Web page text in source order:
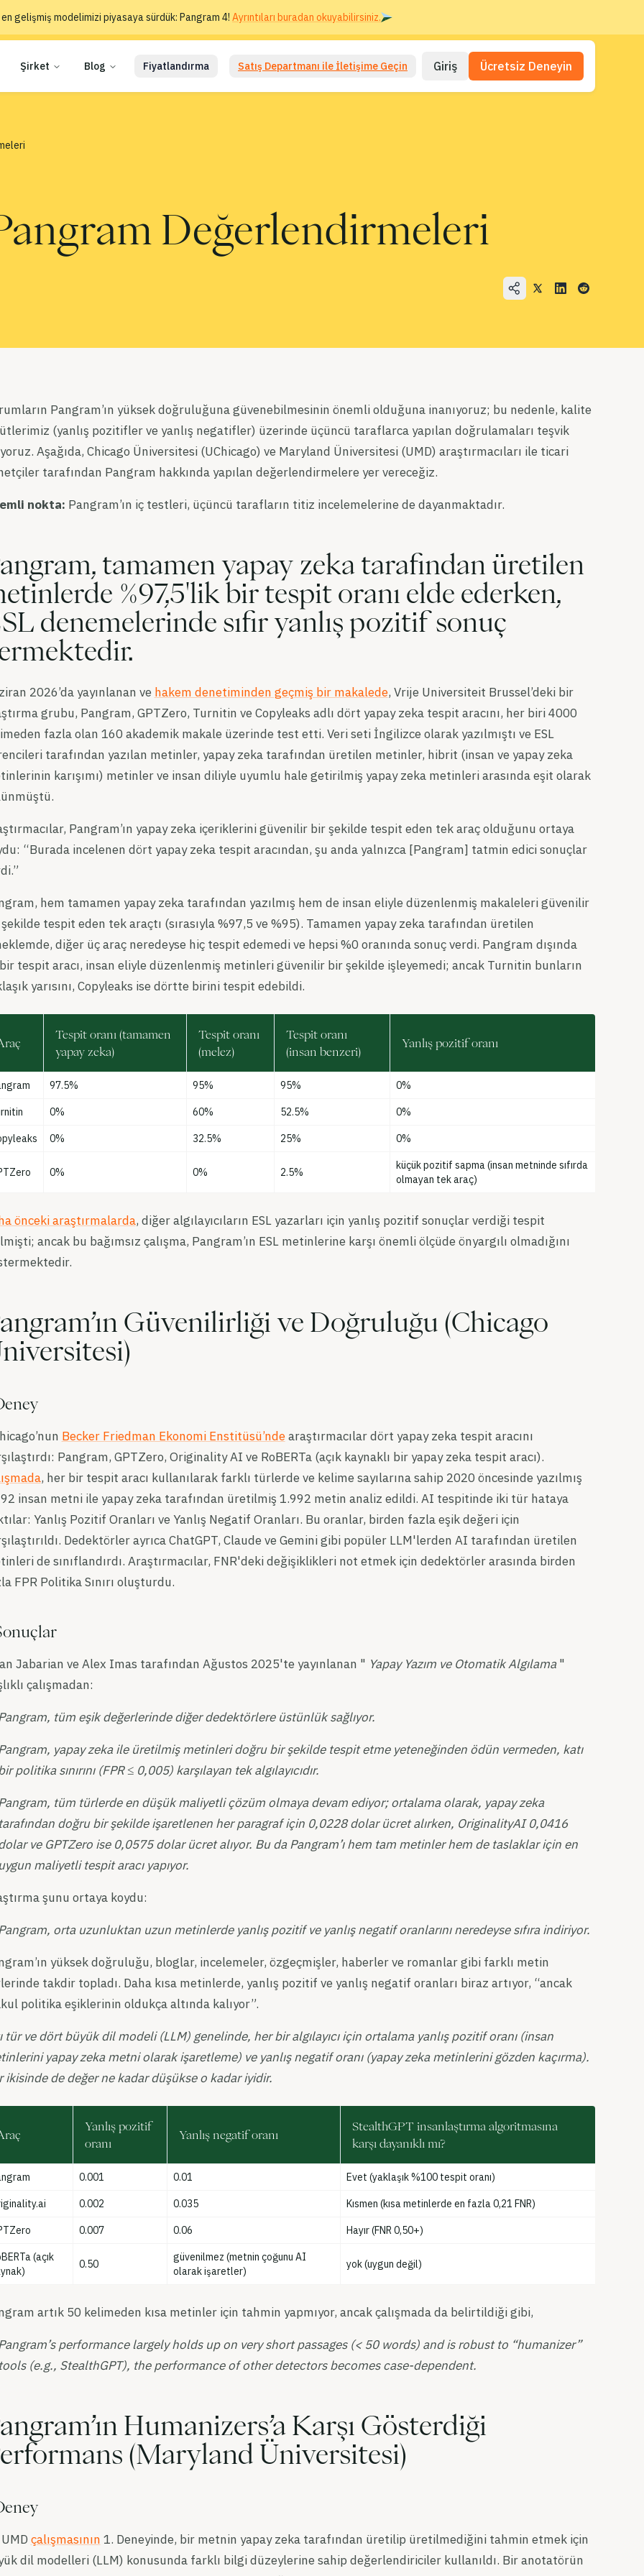
gelişmiş modelimizi piyasaya sürdük: Pangram 4! Ayrıntıları buradan okuyabilirsiniz.
Şirket Blog Fiyatlandırma Satış Departmanı ile İletişime Geçin Giriş Ücretsiz Deneyin
Değerlendirmeleri
Pangram’ın yüksek doğruluğuna güvenebilmesinin önemli olduğuna inanıyoruz; bu nedenle, kalite
(yanlış pozitifler ve yanlış negatifler) üzerinde üçüncü taraflarca yapılan doğrulamaları teşvik
Aşağıda, Chicago Üniversitesi (UChicago) ve Maryland Üniversitesi (UMD) araştırmacıları ile ticari
tarafından Pangram hakkında yapılan değerlendirmelere yer vereceğiz.
nokta: Pangram’ın iç testleri, üçüncü tarafların titiz incelemelerine de dayanmaktadır.
tamamen yapay zeka tarafından üretilen
%97,5'lik bir tespit oranı elde ederken,
denemelerinde sıfır yanlış pozitif sonuç
2026’da yayınlanan ve hakem denetiminden geçmiş bir makalede, Vrije Universiteit Brussel’deki bir
grubu, Pangram, GPTZero, Turnitin ve Copyleaks adlı dört yapay zeka tespit aracını, her biri 4000
fazla olan 160 akademik makale üzerinde test etti. Veri seti İngilizce olarak yazılmıştı ve ESL
tarafından yazılan metinler, yapay zeka tarafından üretilen metinler, hibrit (insan ve yapay zeka
karışımı) metinler ve insan diliyle uyumlu hale getirilmiş yapay zeka metinleri arasında eşit olarak
Pangram’ın yapay zeka içeriklerini güvenilir bir şekilde tespit eden tek araç olduğunu ortaya
“Burada incelenen dört yapay zeka tespit aracından, şu anda yalnızca [Pangram] tatmin edici sonuçlar
hem tamamen yapay zeka tarafından yazılmış hem de insan eliyle düzenlenmiş makaleleri güvenilir
tespit eden tek araçtı (sırasıyla %97,5 ve %95). Tamamen yapay zeka tarafından üretilen
diğer üç araç neredeyse hiç tespit edemedi ve hepsi %0 oranında sonuç verdi. Pangram dışında
tespit aracı, insan eliyle düzenlenmiş metinleri güvenilir bir şekilde işleyemedi; ancak Turnitin bunların
yarısını, Copyleaks ise dörtte birini tespit edebildi.
Tespit oranı (tamamen
yapay zeka)
Tespit oranı
(melez)
Tespit oranı
(insan benzeri)
Yanlış pozitif oranı
97.5% 95% 95% 0%
0% 60% 52.5% 0%
0% 32.5% 25% 0%
0% 0% 2.5%
küçük pozitif sapma (insan metninde sıfırda
olmayan tek araç)
önceki araştırmalarda, diğer algılayıcıların ESL yazarları için yanlış pozitif sonuçlar verdiği tespit
ancak bu bağımsız çalışma, Pangram’ın ESL metinlerine karşı önemli ölçüde önyargılı olmadığını
Güvenilirliği ve Doğruluğu (Chicago
Becker Friedman Ekonomi Enstitüsü’ndearaştırmacılar dört yapay zeka tespit aracını
Pangram, GPTZero, Originality AI ve RoBERTa (açık kaynaklı bir yapay zeka tespit aracı).
, her bir tespit aracı kullanılarak farklı türlerde ve kelime sayılarına sahip 2020 öncesinde yazılmış
insan metni ile yapay zeka tarafından üretilmiş 1.992 metin analiz edildi. AI tespitinde iki tür hataya
Yanlış Pozitif Oranları ve Yanlış Negatif Oranları. Bu oranlar, birden fazla eşik değeri için
Dedektörler ayrıca ChatGPT, Claude ve Gemini gibi popüler LLM'lerden AI tarafından üretilen
de sınıflandırdı. Araştırmacılar, FNR'deki değişiklikleri not etmek için dedektörler arasında birden
FPR Politika Sınırı oluşturdu.
Jabarian ve Alex Imas tarafından Ağustos 2025'te yayınlanan " Yapay Yazım ve Otomatik Algılama"
çalışmadan:
tüm eşik değerlerinde diğer dedektörlere üstünlük sağlıyor.
yapay zeka ile üretilmiş metinleri doğru bir şekilde tespit etme yeteneğinden ödün vermeden, katı
politika sınırını (FPR ≤ 0,005) karşılayan tek algılayıcıdır.
tüm türlerde en düşük maliyetli çözüm olmaya devam ediyor; ortalama olarak, yapay zeka
tarafından doğru bir şekilde işaretlenen her paragraf için 0,0228 dolar ücret alırken, OriginalityAI 0,0416
ve GPTZero ise 0,0575 dolar ücret alıyor. Bu da Pangram’ı hem tam metinler hem de taslaklar için en
uygun maliyetli tespit aracı yapıyor.
şunu ortaya koydu:
orta uzunluktan uzun metinlerde yanlış pozitif ve yanlış negatif oranlarını neredeyse sıfıra indiriyor.
yüksek doğruluğu, bloglar, incelemeler, özgeçmişler, haberler ve romanlar gibi farklı metin
takdir topladı. Daha kısa metinlerde, yanlış pozitif ve yanlış negatif oranları biraz artıyor, “ancak
politika eşiklerinin oldukça altında kalıyor”.
tür ve dört büyük dil modeli (LLM) genelinde, her bir algılayıcı için ortalama yanlış pozitif oranı (insan
yapay zeka metni olarak işaretleme) ve yanlış negatif oranı (yapay zeka metinlerini gözden kaçırma).
ikisinde de değer ne kadar düşükse o kadar iyidir.
Yanlış pozitif
oranı
Yanlış negatif oranı
StealthGPT insanlaştırma algoritmasına
karşı dayanıklı mı?
0.001 0.01 Evet (yaklaşık %100 tespit oranı)
0.002 0.035 Kısmen (kısa metinlerde en fazla 0,21 FNR)
0.007 0.06 Hayır (FNR 0,50+)
(açık
0.50
güvenilmez (metnin çoğunu AI
olarak işaretler)
yok (uygun değil)
artık 50 kelimeden kısa metinler için tahmin yapmıyor, ancak çalışmada da belirtildiği gibi,
performance largely holds up on very short passages (< 50 words) and is robust to “humanizer”
tools (e.g., StealthGPT), the performance of other detectors becomes case-dependent.
Humanizers’a Karşı Gösterdiği
(Maryland Üniversitesi)
çalışmasının 1. Deneyinde, bir metnin yapay zeka tarafından üretilip üretilmediğini tahmin etmek için
dil modelleri (LLM) konusunda farklı bilgi düzeylerine sahip değerlendiriciler kullanıldı. Bir anotatörün